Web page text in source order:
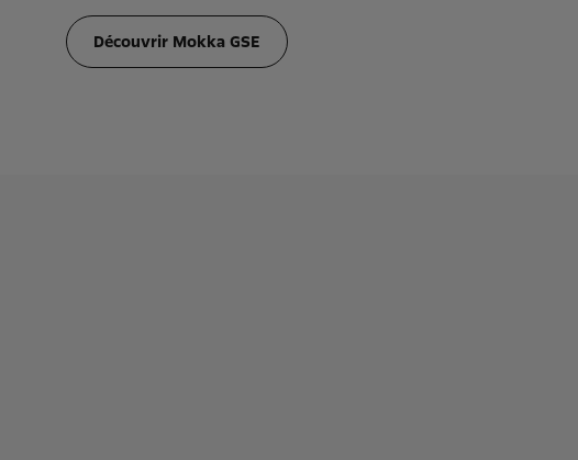
Découvrir Mokka GSE